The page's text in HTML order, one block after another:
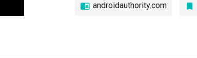
androidauthority.com